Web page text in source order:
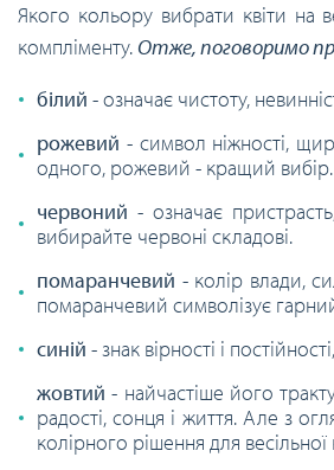
Якого кольору вибрати квіти на
компліменту.Отже, поговоримо
білий - означає чистоту,
рожевий - символ ніжності,
одного, рожевий - кращий вибір.
червоний - означає
вибирайте червоні складові.
помаранчевий - колір влади,
помаранчевий символізує
синій - знак вірності і
жовтий - найчастіше його
радості, сонця і життя. Але з
колірного рішення для весільної